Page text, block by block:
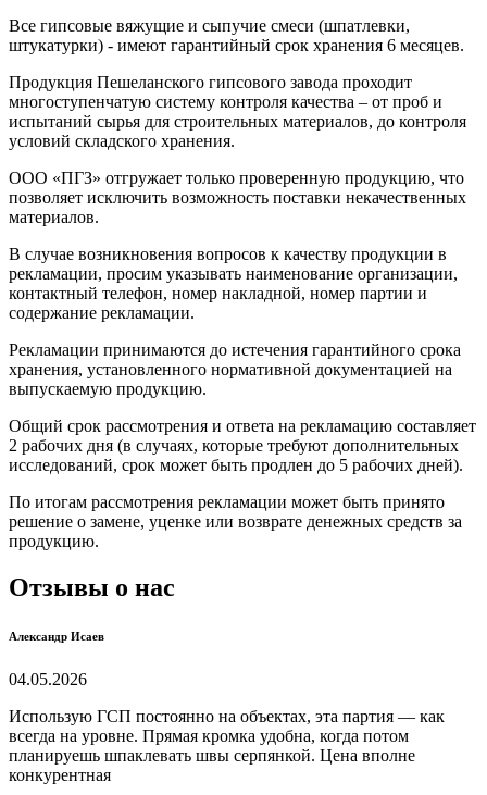
Все гипсовые вяжущие и сыпучие смеси (шпатлевки,
штукатурки) - имеют гарантийный срок хранения 6 месяцев.
Продукция Пешеланского гипсового завода проходит
многоступенчатую систему контроля качества – от проб и
испытаний сырья для строительных материалов, до контроля
условий складского хранения.
ООО «ПГЗ» отгружает только проверенную продукцию, что
позволяет исключить возможность поставки некачественных
материалов.
В случае возникновения вопросов к качеству продукции в
рекламации, просим указывать наименование организации,
контактный телефон, номер накладной, номер партии и
содержание рекламации.
Рекламации принимаются до истечения гарантийного срока
хранения, установленного нормативной документацией на
выпускаемую продукцию.
Общий срок рассмотрения и ответа на рекламацию составляет
2 рабочих дня (в случаях, которые требуют дополнительных
исследований, срок может быть продлен до 5 рабочих дней).
По итогам рассмотрения рекламации может быть принято
решение о замене, уценке или возврате денежных средств за
продукцию.
Отзывы о нас
Александр Исаев
04.05.2026
Использую ГСП постоянно на объектах, эта партия — как
всегда на уровне. Прямая кромка удобна, когда потом
планируешь шпаклевать швы серпянкой. Цена вполне
конкурентная